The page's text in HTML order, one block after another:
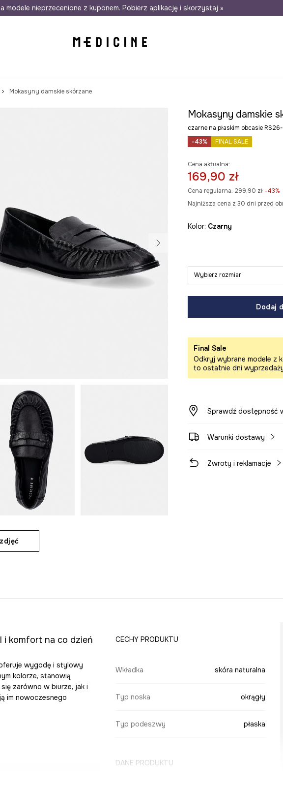
w 24h Darmowa dostawa do salonów 30 dni na zwrot
modele nieprzecenione z kuponem. Pobierz aplikację i skorzystaj »
Mokasyny damskie skórzane
Mokasyny damskie
czarne na płaskim obcasie
-43%
FINAL SALE
Cena aktualna:
169,90 zł
Cena regularna: 299,90 zł-43%
Najniższa cena z 30 dni przed
Kolor: czarny
Wybierz rozmiar
Dodaj
Final Sale
Odkryj wybrane modele z
to ostatnie dni
Sprawdź dostępność
Warunki dostawy
Zwroty i reklamacje
i komfort na co dzień
wygodę i stylowy
kolorze, stanowią
zarówno w biurze, jak i
im nowoczesnego
CECHY PRODUKTU
Wkładka skóra naturalna
Typ noska okrągły
Typ podeszwy płaska
DANE PRODUKTU